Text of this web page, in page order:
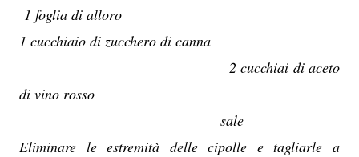
1 foglia di alloro
1 cucchiaio di zucchero di canna
2 cucchiai di aceto
di vino rosso
sale
Eliminare le estremità delle cipolle e tagliarle a